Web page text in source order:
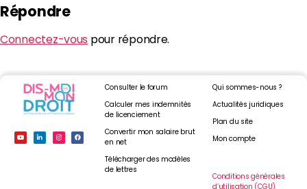
Répondre
Connectez-vous pour répondre.
Consulter le forum
Calculer mes indemnités
de licenciement
Convertir mon salaire brut
en net
Télécharger des modèles
de lettres
Qui sommes-nous ?
Actualités juridiques
Plan du site
Mon compte
Conditions générales
d’utilisation (CGU)